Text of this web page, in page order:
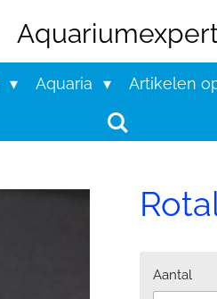
Aquaria Artikelen
Aantal